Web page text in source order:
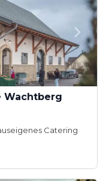
Wachtberg
Catering